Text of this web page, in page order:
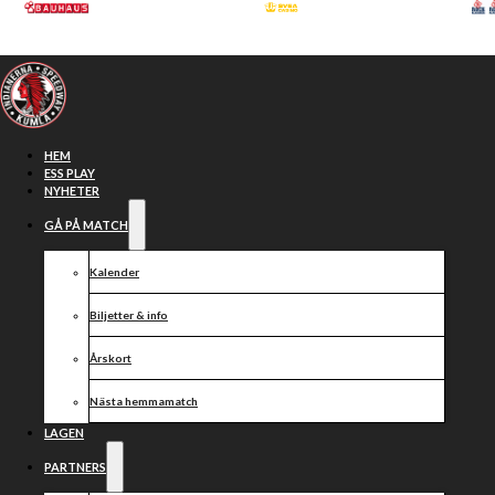
Hoppa till huvudinnehåll
HEM
ESS PLAY
NYHETER
GÅ PÅ MATCH
Kalender
Biljetter & info
Årskort
Nästa hemmamatch
LAGEN
PARTNERS
Seger efter